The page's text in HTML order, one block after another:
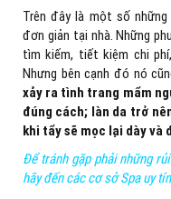
Trên đây là một số
đơn giản tại nhà. Những
tìm kiếm, tiết kiệm chi
Nhưng bên cạnh đó nó
xảy ra tình trang mẩm
đúng cách; làn da trở
khi tẩy sẽ mọc lại dày và
Để tránh gặp phải những
hãy đến các cơ sở Spa uy